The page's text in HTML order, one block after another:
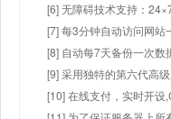
[6] 无障碍技术支持：
[7] 每3分钟自动访问网站
[8] 自动每7天备份一次数
[9] 采用独特的第六代高
[10] 在线支付，实时开设